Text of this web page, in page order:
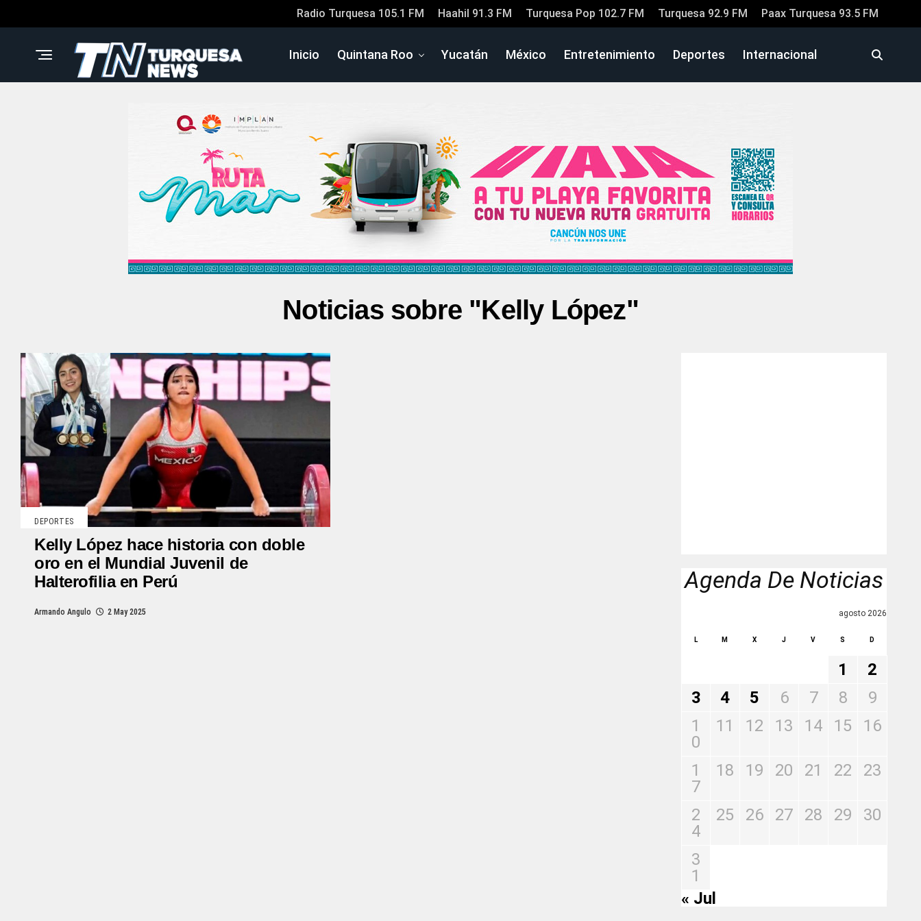
Radio Turquesa 105.1 FM Haahil 91.3 FM Turquesa Pop 102.7 FM Turquesa 92.9 FM Paax Turquesa 93.5 FM
Inicio Quintana Roo Yucatán México Entretenimiento Deportes Internacional
Noticias sobre "Kelly López"
DEPORTES
Kelly López hace historia con doble
oro en el Mundial Juvenil de
Halterofilia en Perú
Armando Angulo 2 May 2025
Agenda De Noticias
agosto 2026
L M X J V S D
1
2
3
4 5 6 7 8
9
1
0
11 12 13 14 15 16
1
7
18 19 20 21 22 23
2
4
25 26 27 28 29 30
3
1
« Jul